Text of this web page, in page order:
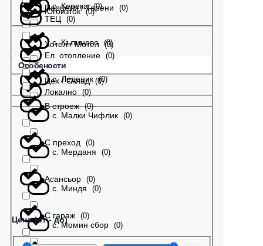
с. Керека (0)
с. Къпиново (0)
с. Леденик (0)
с. Малки Чифлик (0)
с. Мерданя (0)
с. Миндя (0)
с. Момин сбор (0)
Парцели / Терени (0)
Хотел / Мотел (0)
Цех / Склад (0)
Югоизток (0)
ТЕЦ (0)
Ел. отопление (0)
Локално (0)
Особености
В строеж (0)
С преход (0)
Асансьор (0)
С гараж (0)
Цена (от - до)